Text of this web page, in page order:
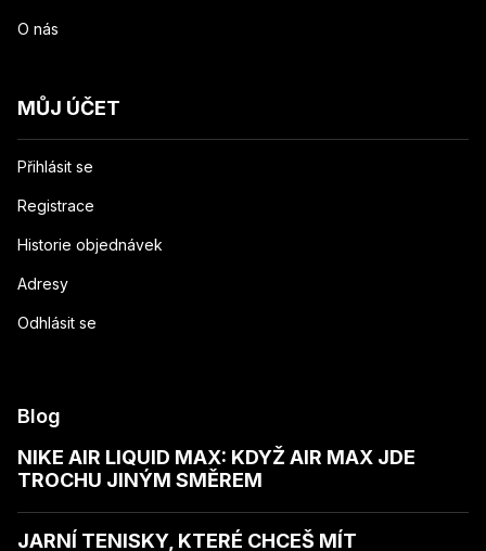
O nás
MŮJ ÚČET
Přihlásit se
Registrace
Historie objednávek
Adresy
Odhlásit se
Blog
NIKE AIR LIQUID MAX: KDYŽ AIR MAX JDE
TROCHU JINÝM SMĚREM
JARNÍ TENISKY, KTERÉ CHCEŠ MÍT